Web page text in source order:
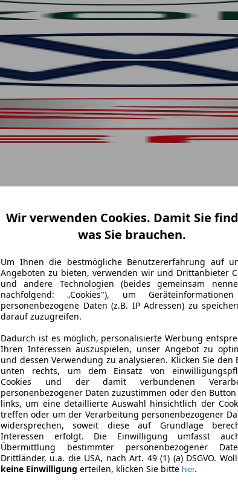
Wir verwenden Cookies. Damit Sie
was Sie brauchen.
Um Ihnen die bestmögliche Benutzererfahrung auf
Angeboten zu bieten, verwenden wir und Drittanbieter
und andere Technologien (beides gemeinsam
nachfolgend: „Cookies"), um
personenbezogene Daten (z.B. IP Adressen) zu
darauf zuzugreifen.
Dadurch ist es möglich, personalisierte Werbung
Ihren Interessen auszuspielen, unser Angebot zu
und dessen Verwendung zu analysieren. Klicken Sie den
unten rechts, um dem Einsatz von
Cookies und der damit verbundenen
personenbezogener Daten zuzustimmen oder den
links, um eine detaillierte Auswahl hinsichtlich der
treffen oder um der Verarbeitung personenbezogener
widersprechen, soweit diese auf Grundlage
Interessen erfolgt. Die Einwilligung umfasst
Übermittlung bestimmter personenbezogener
Drittländer, u.a. die USA, nach Art. 49 (1) (a) DSGVO.
keine Einwilligung erteilen, klicken Sie bitte hier.